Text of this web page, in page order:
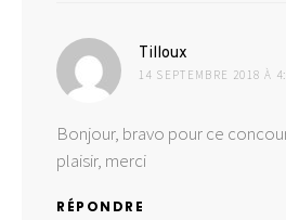
Tilloux
14 SEPTEMBRE 2018 À
Bonjour, bravo pour ce
plaisir, merci
RÉPONDRE